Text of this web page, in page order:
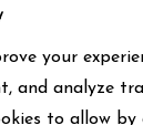
your
and analyze
to allow by